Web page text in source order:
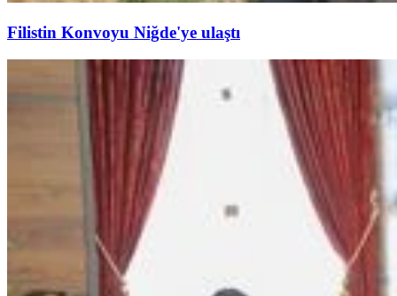
Filistin Konvoyu Niğde'ye ulaştı